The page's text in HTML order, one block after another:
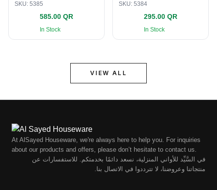
SKU: 5385
585.00 QR
In Stock
SKU: 5384
295.00 QR
In Stock
VIEW ALL
At AlSayed Houseware, we're always here to help you. For inquiries
about our products and offers, please don’t hesitate to contact us.
في السَّيِّد للأواني المنزلية، نسعد دائمًا بخدمتكم. للاستفسارات عن
منتجاتنا وعروضنا، لا تترددوا في الاتصال بنا.